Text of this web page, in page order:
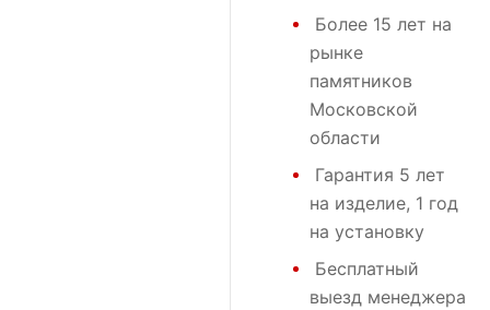
Более 15 лет на
рынке
памятников
Московской
области
Гарантия 5 лет
на изделие, 1 год
на установку
Бесплатный
выезд менеджера